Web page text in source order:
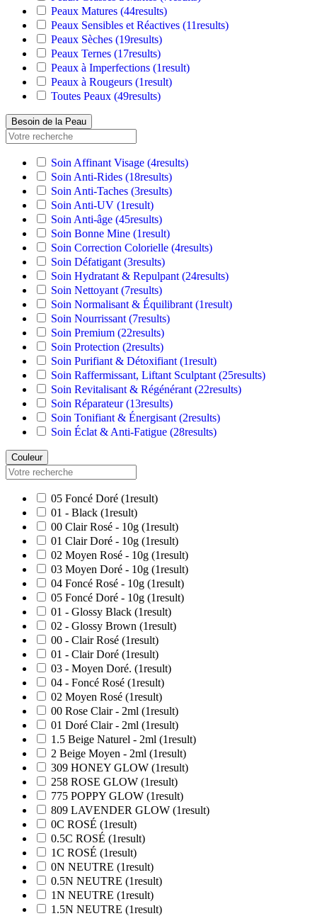
Peaux Matures (44results)
Peaux Sensibles et Réactives (11results)
Peaux Sèches (19results)
Peaux Ternes (17results)
Peaux à Imperfections (1result)
Peaux à Rougeurs (1result)
Toutes Peaux (49results)
Besoin de la Peau
Soin Affinant Visage (4results)
Soin Anti-Rides (18results)
Soin Anti-Taches (3results)
Soin Anti-UV (1result)
Soin Anti-âge (45results)
Soin Bonne Mine (1result)
Soin Correction Colorielle (4results)
Soin Défatigant (3results)
Soin Hydratant & Repulpant (24results)
Soin Nettoyant (7results)
Soin Normalisant & Équilibrant (1result)
Soin Nourrissant (7results)
Soin Premium (22results)
Soin Protection (2results)
Soin Purifiant & Détoxifiant (1result)
Soin Raffermissant, Liftant Sculptant (25results)
Soin Revitalisant & Régénérant (22results)
Soin Réparateur(13results)
Soin Tonifiant & Énergisant (2results)
Soin Éclat & Anti-Fatigue (28results)
Couleur
05 Foncé Doré (1result)
01 - Black (1result)
00 Clair Rosé - 10g (1result)
01 Clair Doré - 10g (1result)
02 Moyen Rosé - 10g (1result)
03 Moyen Doré - 10g (1result)
04 Foncé Rosé - 10g (1result)
05 Foncé Doré - 10g (1result)
01 - Glossy Black (1result)
02 - Glossy Brown (1result)
00 - Clair Rosé (1result)
01 - Clair Doré (1result)
03 - Moyen Doré. (1result)
04 - Foncé Rosé (1result)
02 Moyen Rosé (1result)
00 Rose Clair - 2ml (1result)
01 Doré Clair - 2ml (1result)
1.5 Beige Naturel - 2ml (1result)
2 Beige Moyen - 2ml (1result)
309 HONEY GLOW (1result)
258 ROSE GLOW (1result)
775 POPPY GLOW (1result)
809 LAVENDER GLOW (1result)
0C ROSÉ (1result)
0.5C ROSÉ (1result)
1C ROSÉ (1result)
0N NEUTRE (1result)
0.5N NEUTRE (1result)
1N NEUTRE (1result)
1.5N NEUTRE (1result)